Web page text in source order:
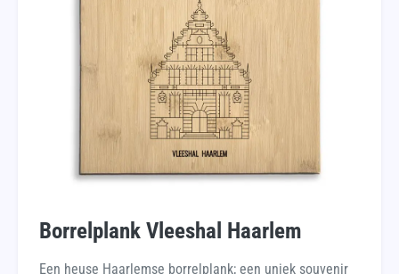
Borrelplank Vleeshal Haarlem
Een heuse Haarlemse borrelplank; een uniek souvenir